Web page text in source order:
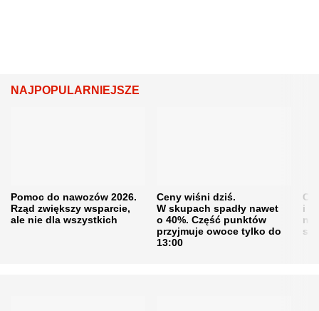
NAJPOPULARNIEJSZE
Pomoc do nawozów 2026.
Rząd zwiększy wsparcie,
ale nie dla wszystkich
Ceny wiśni dziś.
W skupach spadły nawet
o 40%. Część punktów
przyjmuje owoce tylko do
13:00
i